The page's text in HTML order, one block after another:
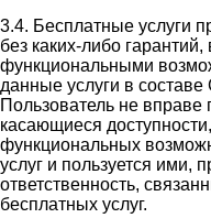
3.4. Бесплатные услуги
без каких-либо
функциональными
данные услуги в составе
Пользователь не вправе
касающиеся
функциональных
услуг и пользуется ими,
ответственность,
бесплатных услуг.